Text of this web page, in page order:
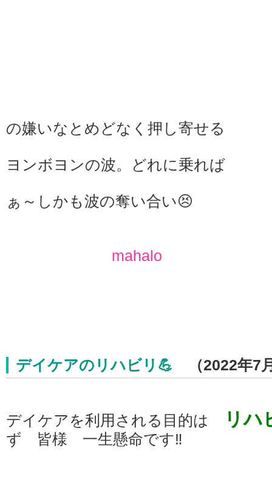
の嫌いなとめどなく押し寄せる
ヨンボヨンの波。どれに乗れば
ぁ～しかも波の奪い合い😣
mahalo
デイケアのリハビリ💪 （2022年7
デイケアを利用される目的は リハ
ず 皆様 一生懸命です‼️